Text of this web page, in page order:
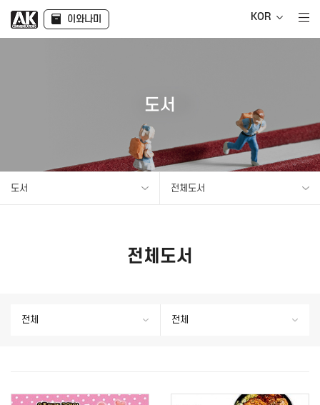
이와나미 KOR
도서
도서 전체도서
전체도서
전체 전체